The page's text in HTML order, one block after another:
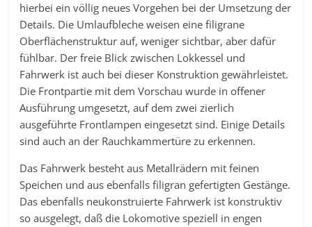
hierbei ein völlig neues Vorgehen bei der Umsetzung der
Details. Die Umlaufbleche weisen eine filigrane
Oberflächenstruktur auf, weniger sichtbar, aber dafür
fühlbar. Der freie Blick zwischen Lokkessel und
Fahrwerk ist auch bei dieser Konstruktion gewährleistet.
Die Frontpartie mit dem Vorschau wurde in offener
Ausführung umgesetzt, auf dem zwei zierlich
ausgeführte Frontlampen eingesetzt sind. Einige Details
sind auch an der Rauchkammertüre zu erkennen.
Das Fahrwerk besteht aus Metallrädern mit feinen
Speichen und aus ebenfalls filigran gefertigten Gestänge.
Das ebenfalls neukonstruierte Fahrwerk ist konstruktiv
so ausgelegt, daß die Lokomotive speziell in engen